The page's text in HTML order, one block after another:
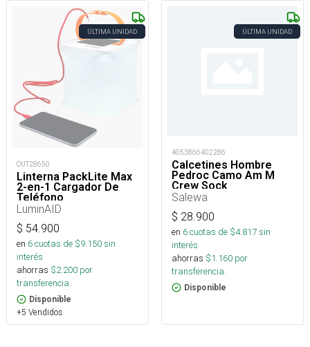
ÚLTIMA UNIDAD
OUT28650
Linterna PackLite Max
2-en-1 Cargador De
Teléfono
LuminAID
$ 54.900
en 6cuotas de $9.150sin
interés
ahorras $2.200 por
transferencia.
Disponible
+5 Vendidos
ÚLTIMA UNIDAD
4053866402286
Calcetines Hombre
Pedroc Camo Am M
Crew Sock
Salewa
$ 28.900
en 6cuotas de $4.817sin
interés
ahorras $1.160 por
transferencia.
Disponible